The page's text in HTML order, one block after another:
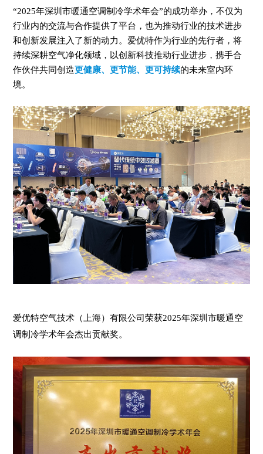
“2025年深圳市暖通空调制冷学术年会”的成功举办，不仅为
行业内的交流与合作提供了平台，也为推动行业的技术进步
和创新发展注入了新的动力。爱优特作为行业的先行者，将
持续深耕空气净化领域，以创新科技推动行业进步，携手合
作伙伴共同创造更健康、更节能、更可持续的未来室内环
境。
爱优特空气技术（上海）有限公司荣获2025年深圳市暖通空
调制冷学术年会杰出贡献奖。